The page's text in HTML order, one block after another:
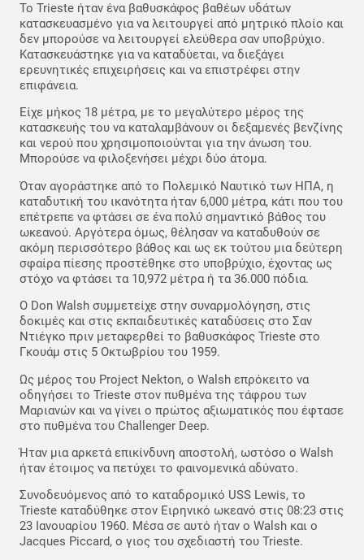
Το Trieste ήταν ένα βαθυσκάφος βαθέων υδάτων
κατασκευασμένο για να λειτουργεί από μητρικό πλοίο και
δεν μπορούσε να λειτουργεί ελεύθερα σαν υποβρύχιο.
Κατασκευάστηκε για να καταδύεται, να διεξάγει
ερευνητικές επιχειρήσεις και να επιστρέφει στην
επιφάνεια.
Είχε μήκος 18 μέτρα, με το μεγαλύτερο μέρος της
κατασκευής του να καταλαμβάνουν οι δεξαμενές βενζίνης
και νερού που χρησιμοποιούνται για την άνωση του.
Μπορούσε να φιλοξενήσει μέχρι δύο άτομα.
Όταν αγοράστηκε από το Πολεμικό Ναυτικό των ΗΠΑ, η
καταδυτική του ικανότητα ήταν 6,000 μέτρα, κάτι που του
επέτρεπε να φτάσει σε ένα πολύ σημαντικό βάθος του
ωκεανού. Αργότερα όμως, θέλησαν να καταδυθούν σε
ακόμη περισσότερο βάθος και ως εκ τούτου μια δεύτερη
σφαίρα πίεσης προστέθηκε στο υποβρύχιο, έχοντας ως
στόχο να φτάσει τα 10,972 μέτρα ή τα 36.000 πόδια.
Ο Don Walsh συμμετείχε στην συναρμολόγηση, στις
δοκιμές και στις εκπαιδευτικές καταδύσεις στο Σαν
Ντιέγκο πριν μεταφερθεί το βαθυσκάφος Trieste στο
Γκουάμ στις 5 Οκτωβρίου του 1959.
Ως μέρος του Project Nekton, ο Walsh επρόκειτο να
οδηγήσει το Trieste στον πυθμένα της τάφρου των
Μαριανών και να γίνει ο πρώτος αξιωματικός που έφτασε
στο πυθμένα του Challenger Deep.
Ήταν μια αρκετά επικίνδυνη αποστολή, ωστόσο ο Walsh
ήταν έτοιμος να πετύχει το φαινομενικά αδύνατο.
Συνοδευόμενος από το καταδρομικό USS Lewis, το
Trieste καταδύθηκε στον Ειρηνικό ωκεανό στις 08:23 στις
23 Ιανουαρίου 1960. Μέσα σε αυτό ήταν ο Walsh και ο
Jacques Piccard, ο γιος του σχεδιαστή του Trieste.